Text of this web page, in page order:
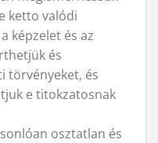
ketto valódi
képzelet és az
és
törvényeket, és
e titokzatosnak
osztatlan és